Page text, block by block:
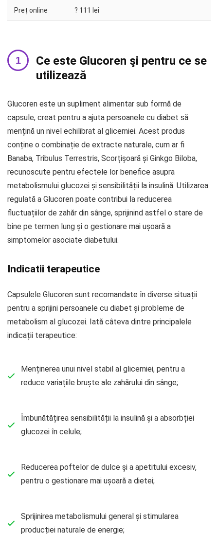
Preț online ? 111 lei
Ce este Glucoren şi pentru ce se
utilizează
Glucoren este un supliment alimentar sub formă de
capsule, creat pentru a ajuta persoanele cu diabet să
mențină un nivel echilibrat al glicemiei. Acest produs
conține o combinație de extracte naturale, cum ar fi
Banaba, Tribulus Terrestris, Scorțișoară și Ginkgo Biloba,
recunoscute pentru efectele lor benefice asupra
metabolismului glucozei și sensibilității la insulină. Utilizarea
regulată a Glucoren poate contribui la reducerea
fluctuațiilor de zahăr din sânge, sprijinind astfel o stare de
bine pe termen lung și o gestionare mai ușoară a
simptomelor asociate diabetului.
Indicatii terapeutice
Capsulele Glucoren sunt recomandate în diverse situații
pentru a sprijini persoanele cu diabet și probleme de
metabolism al glucozei. Iată câteva dintre principalele
indicații terapeutice:
Menținerea unui nivel stabil al glicemiei, pentru a
reduce variațiile bruște ale zahărului din sânge;
Îmbunătățirea sensibilității la insulină și a absorbției
glucozei în celule;
Reducerea poftelor de dulce și a apetitului excesiv,
pentru o gestionare mai ușoară a dietei;
Sprijinirea metabolismului general și stimularea
producției naturale de energie;